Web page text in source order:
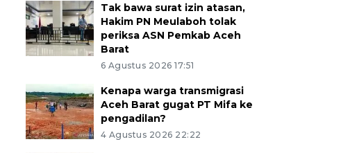
Tak bawa surat izin atasan,
Hakim PN Meulaboh tolak
periksa ASN Pemkab Aceh
Barat
6 Agustus 2026 17:51
Kenapa warga transmigrasi
Aceh Barat gugat PT Mifa ke
pengadilan?
4 Agustus 2026 22:22